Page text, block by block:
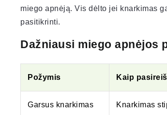
miego apnėją. Vis dėlto jei knarkimas
pasitikrinti.
Dažniausi miego apnėjos
Požymis Kaip
Garsus knarkimas
Knarkimas